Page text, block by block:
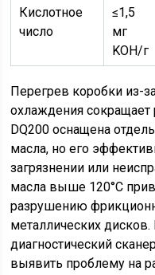
Кислотное
число
≤1,5
мг
KOH/г
Перегрев коробки из-
охлаждения сокращает
DQ200 оснащена
масла, но его
загрязнении или
масла выше 120°C
разрушению
металлических
диагностический
выявить проблему на